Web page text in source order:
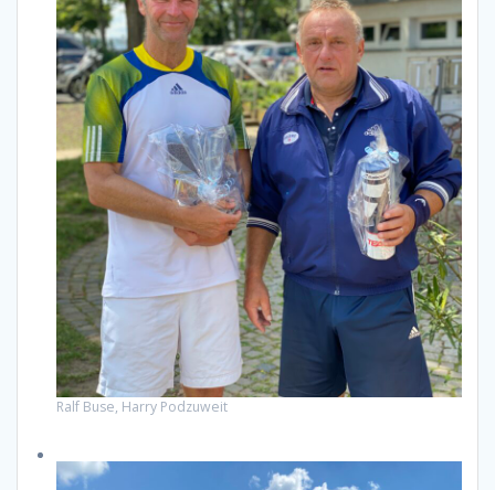
Ralf Buse, Harry Podzuweit